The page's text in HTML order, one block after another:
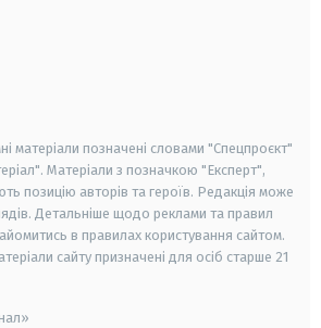
матеріали позначені словами "Спецпроєкт"
Матеріали з позначкою "Експерт",
позицію авторів та героїв. Редакція може
Детальніше щодо реклами та правил
в правилах користування сайтом.
сайту призначені для осіб старше 21